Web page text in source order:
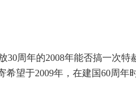
30周年的2008年能否搞一次特
望于2009年，在建国60周年